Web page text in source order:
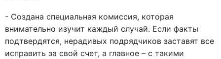
- Создана специальная комиссия, которая
внимательно изучит каждый случай. Если факты
подтвердятся, нерадивых подрядчиков заставят все
исправить за свой счет, а главное – с такими